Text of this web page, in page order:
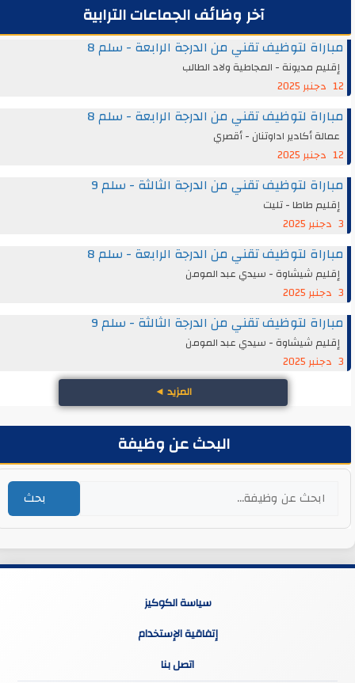
آخر وظائف الجماعات الترابية
مباراة لتوظيف تقني من الدرجة الرابعة - سلم 8
إقليم مديونة - المجاطية ولاد الطالب
12 دجنبر 2025
مباراة لتوظيف تقني من الدرجة الرابعة - سلم 8
عمالة أكادير اداوتنان - أقصري
12 دجنبر 2025
مباراة لتوظيف تقني من الدرجة الثالثة - سلم 9
إقليم طاطا - تليت
مباراة لتوظيف تقني من الدرجة الرابعة - سلم 8
إقليم شيشاوة - سيدي عبد المومن
مباراة لتوظيف تقني من الدرجة الثالثة - سلم 9
إقليم شيشاوة - سيدي عبد المومن
المزيد◄
البحث عن وظيفة
بحث
سياسة الكوكيز
إتفاقية الإستخدام
اتصل بنا